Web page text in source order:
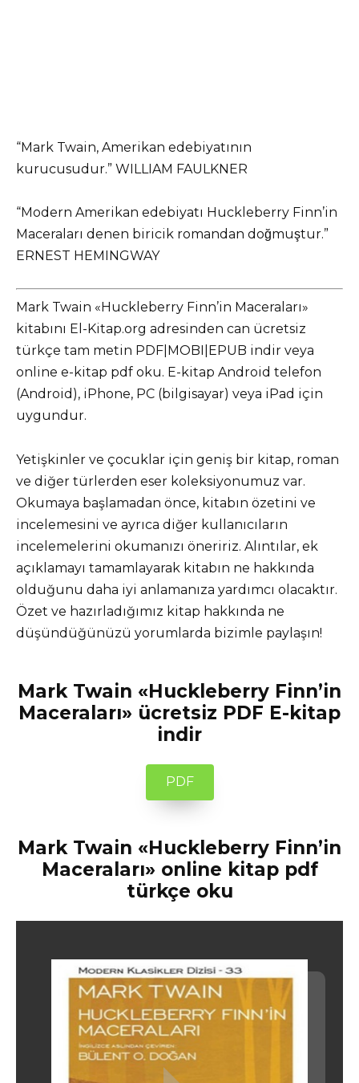
“Mark Twain, Amerikan edebiyatının
kurucusudur.” WILLIAM FAULKNER
“Modern Amerikan edebiyatı Huckleberry Finn’in
Maceraları denen biricik romandan doğmuştur.”
ERNEST HEMINGWAY
Mark Twain «Huckleberry Finn’in Maceraları»
kitabını El-Kitap.org adresinden can ücretsiz
türkçe tam metin PDF|MOBI|EPUB indir veya
online e-kitap pdf oku. E-kitap Android telefon
(Android), iPhone, PC (bilgisayar) veya iPad için
uygundur.
Yetişkinler ve çocuklar için geniş bir kitap, roman
ve diğer türlerden eser koleksiyonumuz var.
Okumaya başlamadan önce, kitabın özetini ve
incelemesini ve ayrıca diğer kullanıcıların
incelemelerini okumanızı öneririz. Alıntılar, ek
açıklamayı tamamlayarak kitabın ne hakkında
olduğunu daha iyi anlamanıza yardımcı olacaktır.
Özet ve hazırladığımız kitap hakkında ne
düşündüğünüzü yorumlarda bizimle paylaşın!
Mark Twain «Huckleberry Finn’in
Maceraları» ücretsiz PDF E-kitap
indir
PDF
Mark Twain «Huckleberry Finn’in
Maceraları» online kitap pdf
türkçe oku